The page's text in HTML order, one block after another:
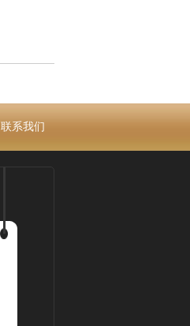
联系我们